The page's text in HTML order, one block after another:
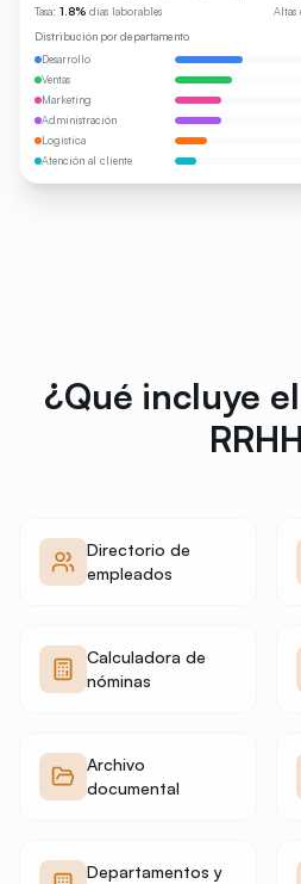
Tasa: 1.8% días laborables Altas
Distribución por departamento
Desarrollo
Ventas
Marketing
Administración
Logística
Atención al cliente
¿Qué incluye
Directorio de
empleados
Calculadora de
nóminas
Archivo
documental
Departamentos y